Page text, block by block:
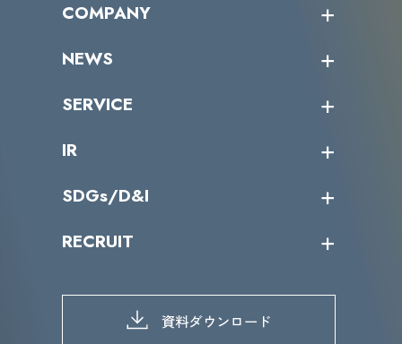
受講者の声
COMPANY
トップメッセージ
ミッション／ビジョン
パートナー企業一覧
NEWS
サイバーニュース
SERVICE
カテゴリー別サービス一覧
IR
IRカレンダー
IRライブラリー
よくあるご質問
SDGs/D&I
当グループのマテリアリティ
SDGs推進体制
D&Iの取り組み
RECRUIT
募集職種一覧
メッセージ
メンバーインタビュー
資料ダウンロード